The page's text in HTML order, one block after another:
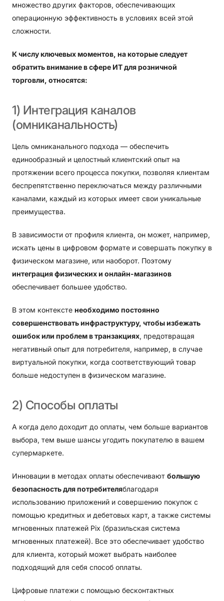
множество других факторов, обеспечивающих
операционную эффективность в условиях всей этой
сложности.
К числу ключевых моментов, на которые следует
обратить внимание в сфере ИТ для розничной
торговли, относятся:
1) Интеграция каналов
(омниканальность)
Цель омниканального подхода — обеспечить
единообразный и целостный клиентский опыт на
протяжении всего процесса покупки, позволяя клиентам
беспрепятственно переключаться между различными
каналами, каждый из которых имеет свои уникальные
преимущества.
В зависимости от профиля клиента, он может, например,
искать цены в цифровом формате и совершать покупку в
физическом магазине, или наоборот. Поэтому
интеграция физических и онлайн-магазинов
обеспечивает большее удобство.
В этом контексте необходимо постоянно
совершенствовать инфраструктуру, чтобы избежать
ошибок или проблем в транзакциях, предотвращая
негативный опыт для потребителя, например, в случае
виртуальной покупки, когда соответствующий товар
больше недоступен в физическом магазине.
2) Способы оплаты
А когда дело доходит до оплаты, чем больше вариантов
выбора, тем выше шансы угодить покупателю в вашем
супермаркете.
Инновации в методах оплаты обеспечивают большую
безопасность для потребителяблагодаря
использованию приложений и совершению покупок с
помощью кредитных и дебетовых карт, а также системы
мгновенных платежей Pix (бразильская система
мгновенных платежей). Все это обеспечивает удобство
для клиента, который может выбрать наиболее
подходящий для себя способ оплаты.
Цифровые платежи с помощью бесконтактных